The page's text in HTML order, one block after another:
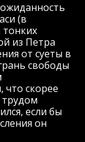
(в
из Петра
от суеты в
свободы
скорее
трудом
если бы
он